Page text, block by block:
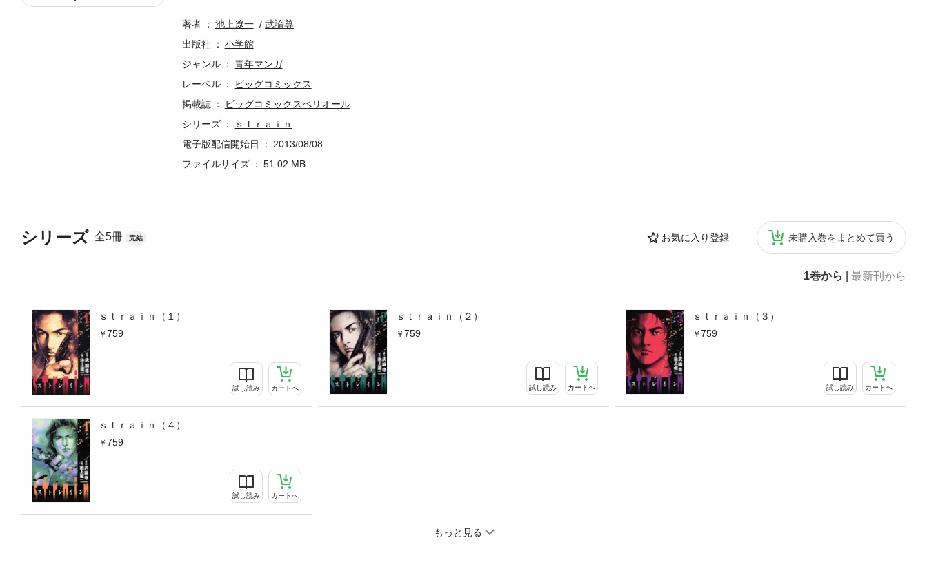
シリーズ 全5冊 完結 お気に入り登録 未購入巻をまとめて買う
1巻から 最新刊から
ｓｔｒａｉｎ（１）
759
試し読み カートへ
ｓｔｒａｉｎ（２）
759
試し読み カートへ
ｓｔｒａｉｎ（３）
759
試し読み カートへ
ｓｔｒａｉｎ（４）
759
試し読み カートへ
もっと見る
著者 池上遼一
武論尊
出版社
小学館
ジャンル
青年マンガ
レーベル
ビッグコミックス
掲載誌
ビッグコミックスペリオール
シリーズ
ｓｔｒａｉｎ
電子版配信開始日
2013/08/08
ファイルサイズ
51.02 MB